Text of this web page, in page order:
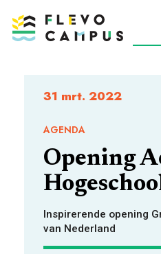
PROGRAMMA’S
31 mrt. 2022
AGENDA
Opening
Inspirerende opening
van Nederland